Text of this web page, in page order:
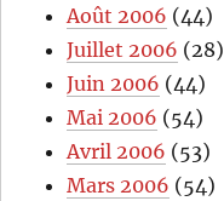
Août 2006 (44)
Juillet 2006 (28)
Juin 2006 (44)
Mai 2006 (54)
Avril 2006 (53)
Mars 2006 (54)